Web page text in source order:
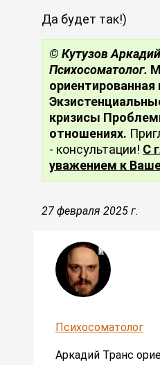
Да будет так!)
© Кутузов
Психосоматолог.
ориентированная
кризисы
отношениях.
- консультации! С
уважением к
27 февраля 2025 г.
Психосоматолог
Аркадий Транс